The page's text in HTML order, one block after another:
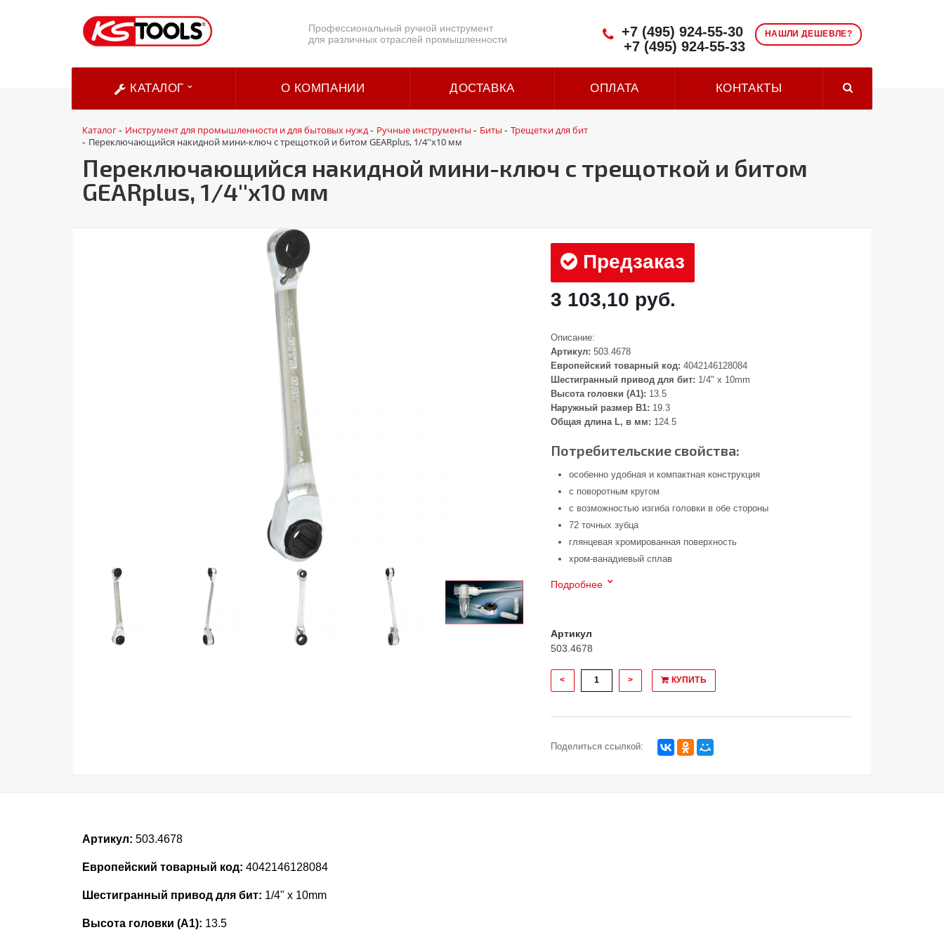
Профессиональный ручной инструмент
для различных отраслей промышленности
НАШЛИ ДЕШЕВЛЕ?
+7 (495) 924-55-30
+7 (495) 924-55-33
КАТАЛОГ О КОМПАНИИ ДОСТАВКА ОПЛАТА КОНТАКТЫ
Каталог- Инструмент для промышленности и для бытовых нужд- Ручные инструменты - Биты - Трещетки для бит
- Переключающийся накидной мини-ключ с трещоткой и битом GEARplus, 1/4''х10 мм
Переключающийся накидной мини-ключ с трещоткой и битом
GEARplus, 1/4''х10 мм
Предзаказ
3 103,10 руб.
Описание:
Артикул: 503.4678
Европейский товарный код: 4042146128084
Шестигранный привод для бит: 1/4" x 10mm
Высота головки (А1): 13.5
Наружный размер В1: 19.3
Общая длина L, в мм: 124.5
Потребительские свойства:
особенно удобная и компактная конструкция
с поворотным кругом
с возможностью изгиба головки в обе стороны
72 точных зубца
глянцевая хромированная поверхность
хром-ванадиевый сплав
Подробнее
Артикул
503.4678
< > КУПИТЬ
Поделиться ссылкой:
Артикул: 503.4678
Европейский товарный код: 4042146128084
Шестигранный привод для бит: 1/4" x 10mm
Высота головки (А1): 13.5